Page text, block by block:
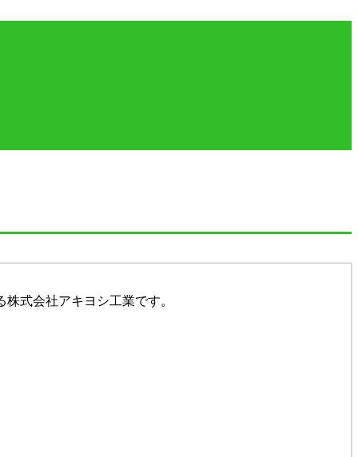
式会社アキヨシ工業です。